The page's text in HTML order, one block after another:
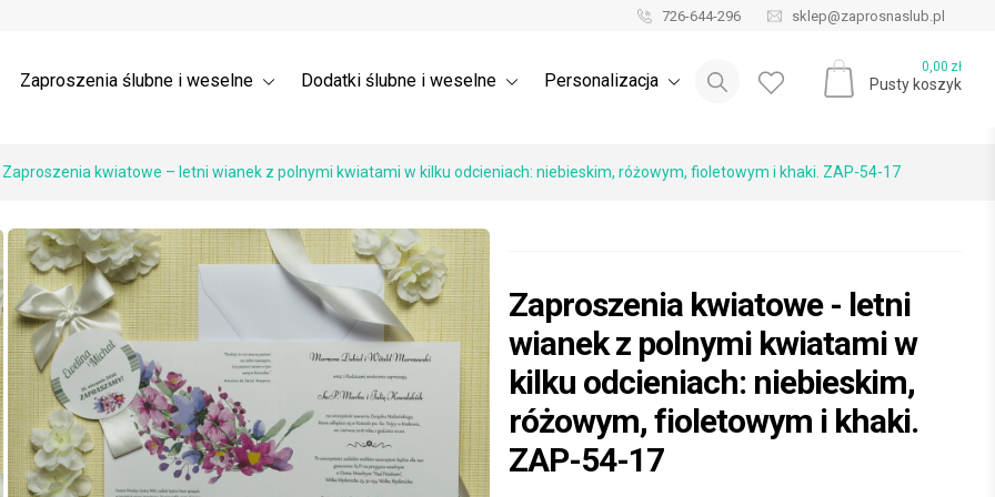
726-644-296 sklep@zaprosnaslub.pl
Zaproszenia ślubne i weselne Dodatki ślubne i weselne Personalizacja
0,00 zł
Pusty koszyk
Blog ślubny
kwiatowe – letni wianek z polnymi kwiatami w kilku odcieniach: niebieskim, różowym, fioletowym i khaki. ZAP-54-17
Zaproszenia kwiatowe - letni
wianek z polnymi kwiatami w
kilku odcieniach: niebieskim,
różowym, fioletowym i khaki.
ZAP-54-17